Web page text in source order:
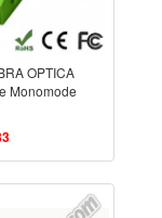
OPTICA
Monomode